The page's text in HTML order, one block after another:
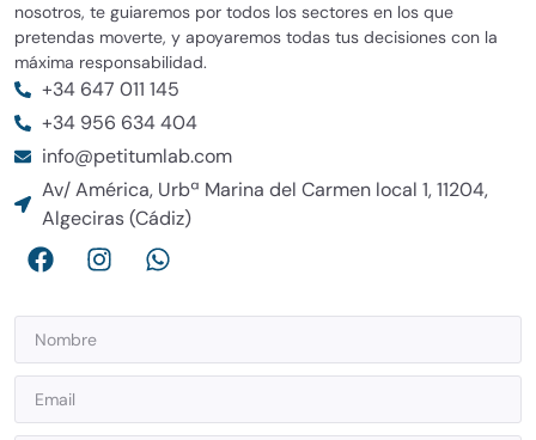
nosotros, te guiaremos por todos los sectores en los que
pretendas moverte, y apoyaremos todas tus decisiones con la
máxima responsabilidad.
+34 647 011 145
+34 956 634 404
info@petitumlab.com
Av/ América, Urbª Marina del Carmen local 1, 11204,
Algeciras (Cádiz)